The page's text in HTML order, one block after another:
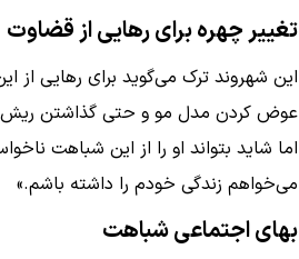
تغییر چهره برای رهایی از قضاوت
این شهروند ترک می‌گوید برای رهایی از
عوض کردن مدل مو و حتی گذاشتن ریش
اما شاید بتواند او را از این شباهت
می‌خواهم زندگی خودم را داشته باشم.»
بهای اجتماعی شباهت